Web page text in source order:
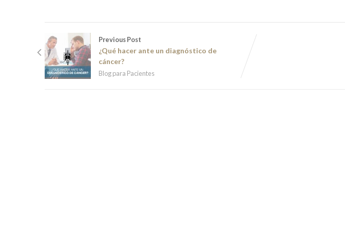
Previous Post
¿Qué hacer ante un diagnóstico de
cáncer?
Blog para Pacientes